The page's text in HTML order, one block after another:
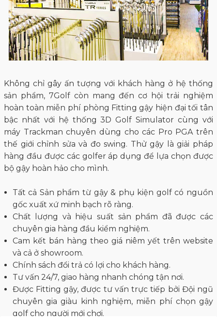
Không chỉ gây ấn tượng với khách hàng ở hệ thống
sản phẩm, 7Golf còn mang đến cơ hội trải nghiệm
hoàn toàn miễn phí phòng Fitting gậy hiện đại tối tân
bậc nhất với hệ thống 3D Golf Simulator cùng với
máy Trackman chuyên dùng cho các Pro PGA trên
thế giới chỉnh sửa và đo swing. Thử gậy là giải pháp
hàng đầu được các golfer áp dụng để lựa chọn được
bộ gậy hoàn hảo cho mình.
Tất cả Sản phẩm từ gậy & phụ kiện golf có nguồn
gốc xuất xứ minh bạch rõ ràng.
Chất lượng và hiệu suất sản phẩm đã được các
chuyên gia hàng đầu kiểm nghiệm.
Cam kết bán hàng theo giá niêm yết trên website
và cả ở showroom.
Chính sách đổi trả có lợi cho khách hàng.
Tư vấn 24/7, giao hàng nhanh chóng tận nơi.
Được Fitting gậy, được tư vấn trực tiếp bởi Đội ngũ
chuyên gia giàu kinh nghiệm, miễn phí chọn gậy
golf cho người mới chơi.